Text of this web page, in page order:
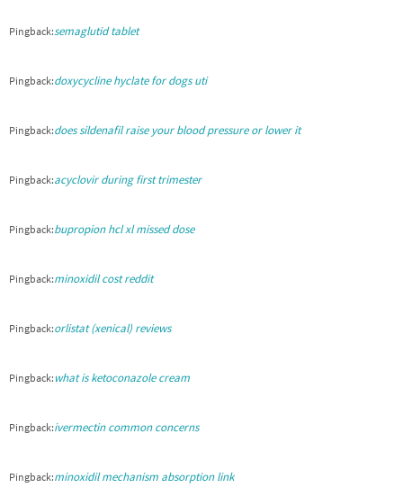
Pingback:semaglutid tablet
Pingback:doxycycline hyclate for dogs uti
Pingback:does sildenafil raise your blood pressure or lower it
Pingback:acyclovir during first trimester
Pingback:bupropion hcl xl missed dose
Pingback:minoxidil cost reddit
Pingback:orlistat (xenical) reviews
Pingback: what is ketoconazole cream
Pingback:ivermectin common concerns
Pingback:minoxidil mechanism absorption link